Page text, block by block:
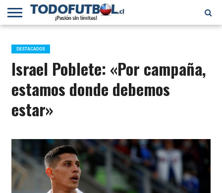
PRIMERA
B
SELECCIÓN
CHILENA
CHILENOS
EN EL
MUNDO
FÚTBOL
INTERNACIONAL
DESTACADOS
Israel Poblete: «Por campaña,
estamos donde debemos
estar»